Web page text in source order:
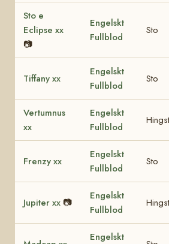
Sto e
Eclipse xx
📷
Engelskt
Fullblod
Sto
Tiffany xx
Engelskt
Fullblod
Sto
Vertumnus
xx
Engelskt
Fullblod
Hingst
Frenzy xx
Engelskt
Fullblod
Sto
Jupiter xx 📷
Engelskt
Fullblod
Hingst
Engelskt